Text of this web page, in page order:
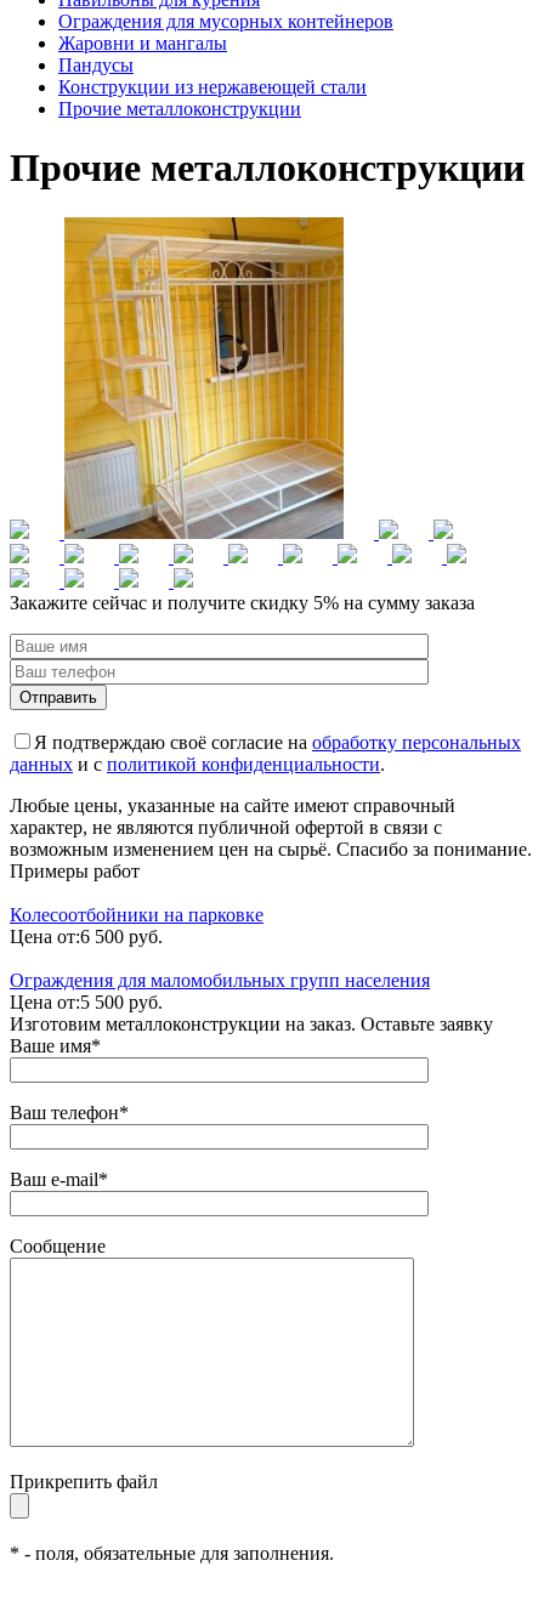
Ограждения для мусорных контейнеров
Жаровни и мангалы
Пандусы
Конструкции из нержавеющей стали
Прочие металлоконструкции
Прочие металлоконструкции
Закажите сейчас и получите скидку 5% на сумму заказа
Я подтверждаю своё согласие на обработку персональных
данных и с политикой конфиденциальности.
Любые цены, указанные на сайте имеют справочный
характер, не являются публичной офертой в связи с
возможным изменением цен на сырьё. Спасибо за понимание.
Примеры работ
Колесоотбойники на парковке
Цена от:6 500 руб.
Ограждения для маломобильных групп населения
Цена от:5 500 руб.
Изготовим металлоконструкции на заказ. Оставьте заявку
Ваше имя*
Ваш телефон*
Ваш e-mail*
Сообщение
Прикрепить файл
* - поля, обязательные для заполнения.